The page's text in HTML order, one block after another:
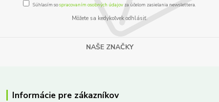
Súhlasím sospracovaním osobných údajov za účelom zasielania newslettera.
Môžete sa kedykoľvek odhlásiť.
NAŠE ZNAČKY
Informácie pre zákazníkov